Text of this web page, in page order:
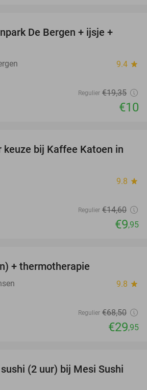
De Bergen + ijsje +
9.4 star
Regulier €19,35
€10
32%
keuze bij Kaffee Katoen in
9.8 star
Regulier €14,60
€9,95
+ thermotherapie
9.8 star
Regulier €68,50
€29,95
21%
(2 uur) bij Mesi Sushi